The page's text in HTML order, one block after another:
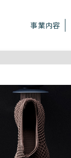
事業内容